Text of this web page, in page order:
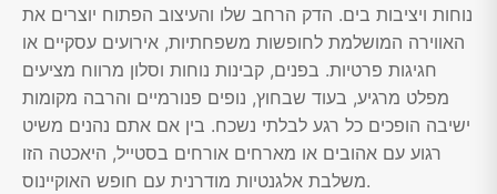
נוחות ויציבות בים. הדק הרחב שלו והעיצוב הפתוח יוצרים את
האווירה המושלמת לחופשות משפחתיות, אירועים עסקיים או
חגיגות פרטיות. בפנים, קבינות נוחות וסלון מרווח מציעים
מפלט מרגיע, בעוד שבחוץ, נופים פנורמיים והרבה מקומות
ישיבה הופכים כל רגע לבלתי נשכח. בין אם אתם נהנים משיט
רגוע עם אהובים או מארחים אורחים בסטייל, היאכטה הזו
משלבת אלגנטיות מודרנית עם חופש האוקיינוס.